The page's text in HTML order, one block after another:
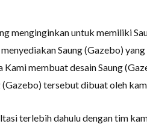
menginginkan untuk memiliki
Saung (Gazebo)
Kami membuat desain Saung
(Gazebo) tersebut dibuat oleh
terlebih dahulu dengan tim